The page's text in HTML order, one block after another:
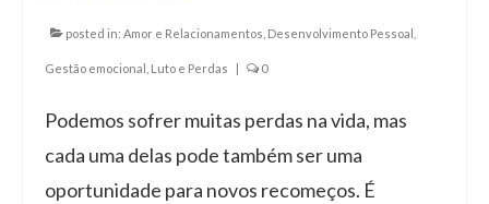
posted in: Amor e Relacionamentos Desenvolvimento Pessoal
Gestão emocional Luto e Perdas 0
Podemos sofrer muitas perdas na vida, mas
cada uma delas pode também ser uma
oportunidade para novos recomeços. É